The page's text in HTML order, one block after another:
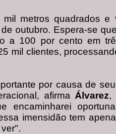
metros quadrados e
outubro. Espera-se
a 100 por cento em
mil clientes,
por causa de
afirma Álvarez,
encaminharei
imensidão tem